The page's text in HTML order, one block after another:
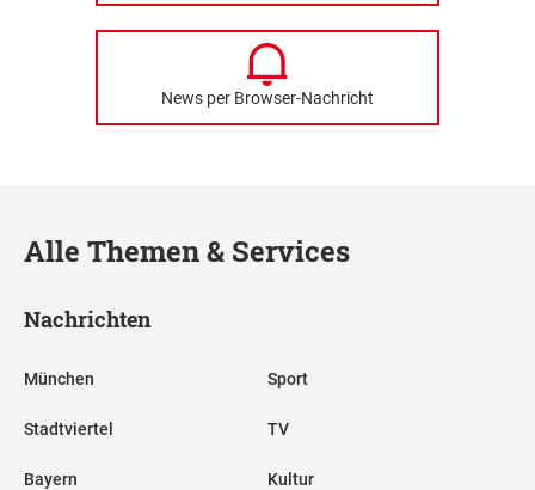
News per Browser-Nachricht
Alle Themen & Services
Nachrichten
München
Stadtviertel
Bayern
Sport
TV
Kultur